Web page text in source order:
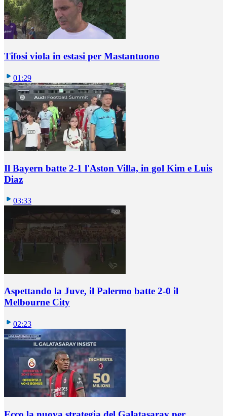
Tifosi viola in estasi per Mastantuono
01:29
Il Bayern batte 2-1 l'Aston Villa, in gol Kim e Luis
Diaz
03:33
Aspettando la Juve, il Palermo batte 2-0 il
Melbourne City
02:23